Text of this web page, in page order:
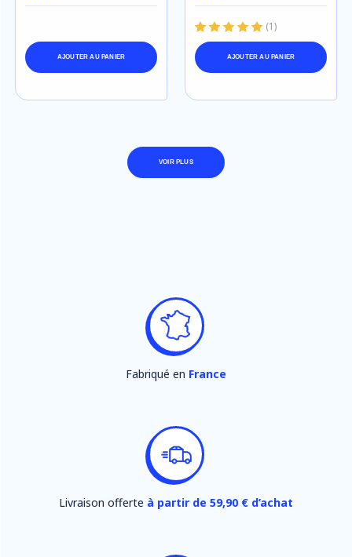
AJOUTER AU PANIER
(1)
AJOUTER AU PANIER
VOIR PLUS
Fabriqué en France
Livraison offerte à partir de 59,90 € d’achat